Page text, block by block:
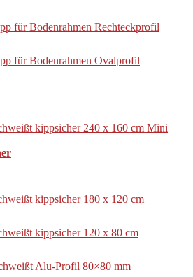
für Bodenrahmen Rechteckprofil
für Bodenrahmen Ovalprofil
kippsicher 240 x 160 cm Mini
kippsicher 180 x 120 cm
kippsicher 120 x 80 cm
Alu-Profil 80×80 mm